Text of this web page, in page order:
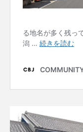
お酒 かき氷
かるまる池袋
カレーライス
キャリア